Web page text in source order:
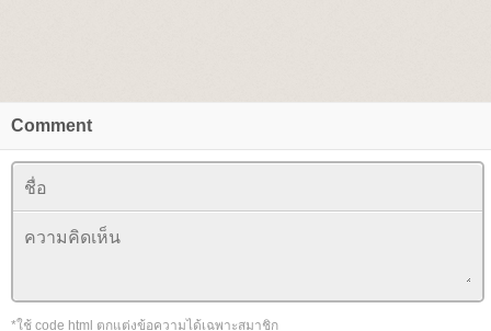
Comment
*ใช้ code html ตกแต่งข้อความได้เฉพาะสมาชิก